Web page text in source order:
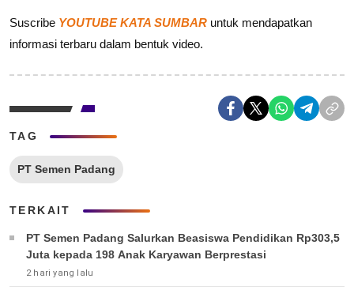
Suscribe YOUTUBE KATA SUMBAR untuk mendapatkan
informasi terbaru dalam bentuk video.
TAG
PT Semen Padang
TERKAIT
PT Semen Padang Salurkan Beasiswa Pendidikan Rp303,5
Juta kepada 198 Anak Karyawan Berprestasi
2 hari yang lalu